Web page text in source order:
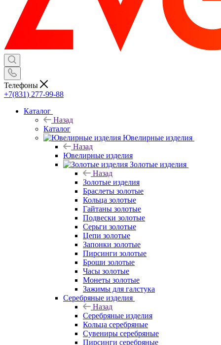
Телефоны
+7(831) 277-99-88
Каталог
Назад
Каталог
Ювелирные изделия
Назад
Ювелирные изделия
Золотые изделия
Назад
Золотые изделия
Браслеты золотые
Кольца золотые
Гайтаны золотые
Подвески золотые
Серьги золотые
Цепи золотые
Запонки золотые
Пирсинги золотые
Броши золотые
Часы золотые
Монеты золотые
Зажимы для галстука
Серебряные изделия
Назад
Серебряные изделия
Кольца серебряные
Сувениры серебряные
Пирсинги серебряные